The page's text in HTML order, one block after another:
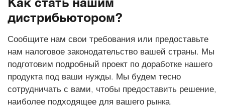
дистрибьютором?
Сообщите нам свои требования или предоставьте
нам налоговое законодательство вашей страны. Мы
подготовим подробный проект по доработке нашего
продукта под ваши нужды. Мы будем тесно
сотрудничать с вами, чтобы предоставить решение,
наиболее подходящее для вашего рынка.